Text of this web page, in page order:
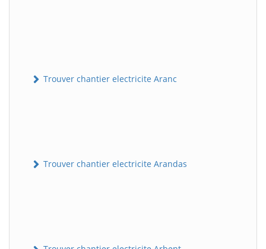
Trouver chantier electricite Aranc
Trouver chantier electricite Arandas